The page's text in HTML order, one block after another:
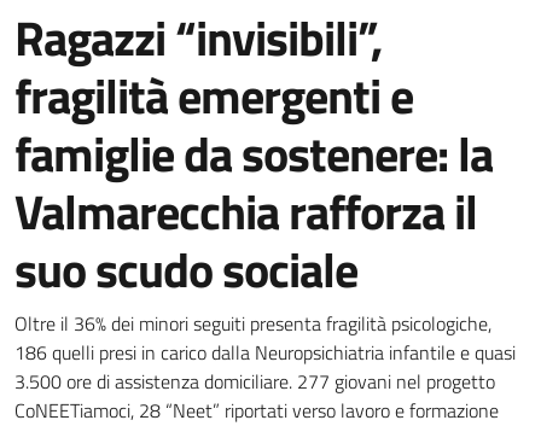
Ragazzi “invisibili”,
fragilità emergenti e
famiglie da sostenere: la
Valmarecchia rafforza il
suo scudo sociale
Dettagli della notizia
Oltre il 36% dei minori seguiti presenta fragilità psicologiche,
186 quelli presi in carico dalla Neuropsichiatria infantile e quasi
3.500 ore di assistenza domiciliare. 277 giovani nel progetto
CoNEETiamoci, 28 “Neet” riportati verso lavoro e formazione